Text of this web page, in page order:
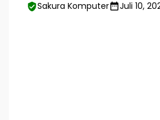
Sakura Komputer Juli 10,